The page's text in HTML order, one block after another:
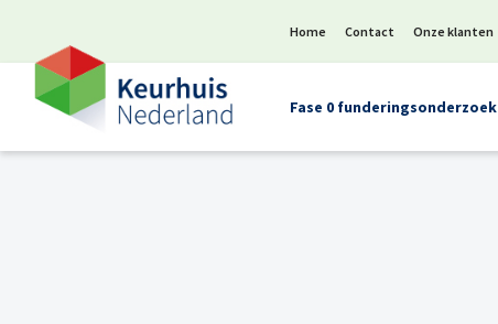
Home Contact Onze klanten
Fase 0 funderingsonderzoek